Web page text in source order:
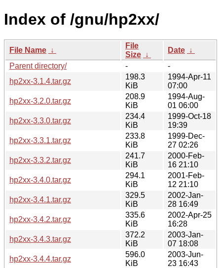
Index of /gnu/hp2xx/
File Name ↓
File
Size ↓
Date ↓
Parent directory/
-
-
hp2xx-3.1.4.tar.gz
198.3
KiB
1994-Apr-11
07:00
hp2xx-3.2.0.tar.gz
208.9
KiB
1994-Aug-
01 06:00
hp2xx-3.3.0.tar.gz
234.4
KiB
1999-Oct-18
19:39
hp2xx-3.3.1.tar.gz
233.8
KiB
1999-Dec-
27 02:26
hp2xx-3.3.2.tar.gz
241.7
KiB
2000-Feb-
16 21:10
hp2xx-3.4.0.tar.gz
294.1
KiB
2001-Feb-
12 21:10
hp2xx-3.4.1.tar.gz
329.5
KiB
2002-Jan-
28 16:49
hp2xx-3.4.2.tar.gz
335.6
KiB
2002-Apr-25
16:28
hp2xx-3.4.3.tar.gz
372.2
KiB
2003-Jan-
07 18:08
hp2xx-3.4.4.tar.gz
596.0
KiB
2003-Jun-
23 16:43